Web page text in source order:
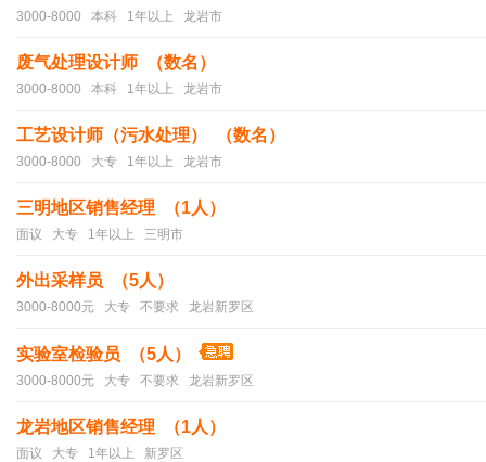
3000-8000 本科 1年以上 龙岩市
废气处理设计师 （数名）
3000-8000 本科 1年以上 龙岩市
工艺设计师（污水处理） （数名）
3000-8000 大专 1年以上 龙岩市
三明地区销售经理 （1人）
面议 大专 1年以上 三明市
外出采样员 （5人）
3000-8000元 大专 不要求 龙岩新罗区
实验室检验员 （5人）
3000-8000元 大专 不要求 龙岩新罗区
龙岩地区销售经理 （1人）
面议 大专 1年以上 新罗区